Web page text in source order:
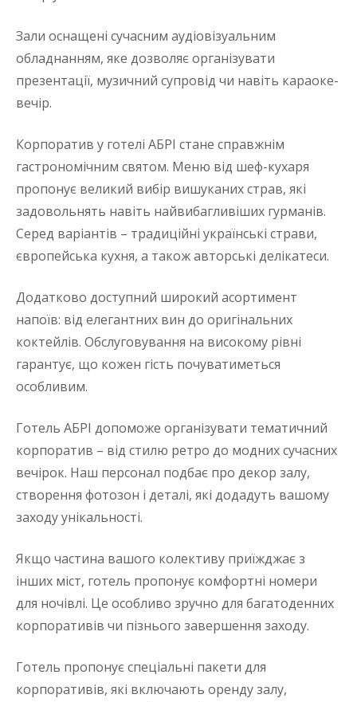
Зали оснащені сучасним аудіовізуальним
обладнанням, яке дозволяє організувати
презентації, музичний супровід чи навіть караоке-
вечір.
Корпоратив у готелі АБРІ стане справжнім
гастрономічним святом. Меню від шеф-кухаря
пропонує великий вибір вишуканих страв, які
задовольнять навіть найвибагливіших гурманів.
Серед варіантів – традиційні українські страви,
європейська кухня, а також авторські делікатеси.
Додатково доступний широкий асортимент
напоїв: від елегантних вин до оригінальних
коктейлів. Обслуговування на високому рівні
гарантує, що кожен гість почуватиметься
особливим.
Готель АБРІ допоможе організувати тематичний
корпоратив – від стилю ретро до модних сучасних
вечірок. Наш персонал подбає про декор залу,
створення фотозон і деталі, які додадуть вашому
заходу унікальності.
Якщо частина вашого колективу приїжджає з
інших міст, готель пропонує комфортні номери
для ночівлі. Це особливо зручно для багатоденних
корпоративів чи пізнього завершення заходу.
Готель пропонує спеціальні пакети для
корпоративів, які включають оренду залу,